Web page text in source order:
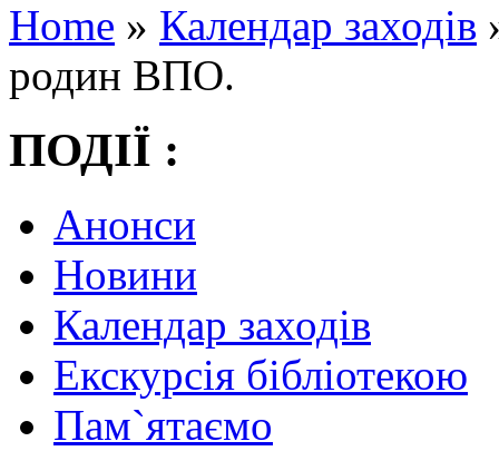
Home » Календар заходів
родин ВПО.
ПОДІЇ :
Анонси
Новини
Календар заходів
Екскурсія бібліотекою
Пам`ятаємо